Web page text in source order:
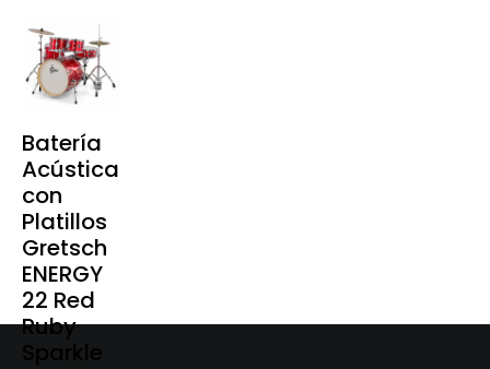
Batería
Acústica
con
Platillos
Gretsch
ENERGY
22 Red
Ruby
Sparkle